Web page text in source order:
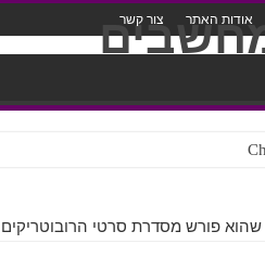
אודות האתר צור קשר
שהוא פורש מסדרת סרטי הרובוטריקים